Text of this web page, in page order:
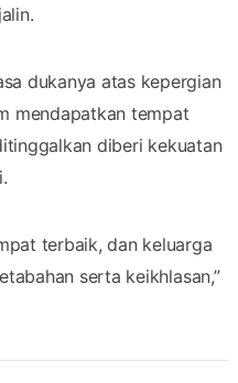
dukanya atas kepergian
mendapatkan tempat
diberi kekuatan
terbaik, dan keluarga
serta keikhlasan,”